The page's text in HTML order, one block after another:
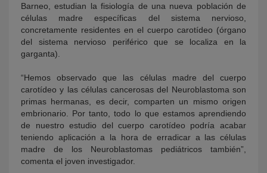
Barneo, estudian la fisiología de una nueva población de
células madre específicas del sistema nervioso,
concretamente residentes en el cuerpo carotídeo (órgano
del sistema nervioso periférico que se localiza en la
garganta).
“Hemos observado que las células madre del cuerpo
carotídeo y las células cancerosas del Neuroblastoma son
primas hermanas, es decir, comparten un mismo origen
embrionario. Por tanto, todo lo que estamos aprendiendo
de nuestro estudio del cuerpo carotídeo podría acabar
teniendo aplicación a la hora de erradicar a las células
madre de los Neuroblastomas pediátricos también”,
comenta el joven investigador.